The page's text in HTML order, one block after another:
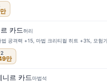
카드허리
법 공격력 +15, 마법 크리티컬 히트 +3%, 모
만
니르 카드 마법석